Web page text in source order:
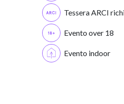
Tessera ARCI
Evento over 18
Evento indoor